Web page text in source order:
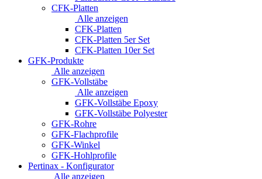
CFK-Platten
Alle anzeigen
CFK-Platten
CFK-Platten 5er Set
CFK-Platten 10er Set
GFK-Produkte
Alle anzeigen
GFK-Vollstäbe
Alle anzeigen
GFK-Vollstäbe Epoxy
GFK-Vollstäbe Polyester
GFK-Rohre
GFK-Flachprofile
GFK-Winkel
GFK-Hohlprofile
Pertinax - Konfigurator
Alle anzeigen